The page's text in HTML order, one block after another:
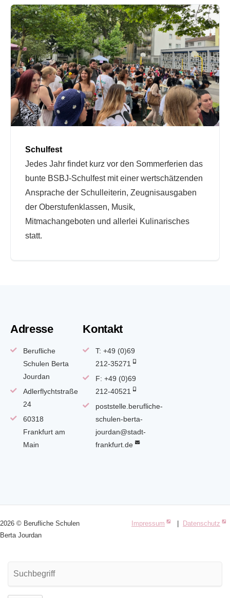
Schulfest
Jedes Jahr findet kurz vor den Sommerferien das
bunte BSBJ-Schulfest mit einer wertschätzenden
Ansprache der Schulleiterin, Zeugnisausgaben
der Oberstufenklassen, Musik,
Mitmachangeboten und allerlei Kulinarisches
statt.
Adresse
Berufliche
Schulen Berta
Jourdan
Adlerflychtstraße
24
60318
Frankfurt am
Main
Kontakt
T: +49 (0)69
212-35271
F: +49 (0)69
212-40521
poststelle.berufliche-
schulen-berta-
jourdan@stadt-
frankfurt.de
2026 © Berufliche Schulen
Berta Jourdan
Impressum
Datenschutz